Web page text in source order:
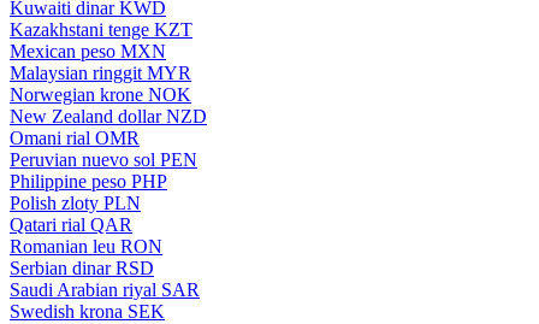
Kuwaiti dinar KWD
Kazakhstani tenge KZT
Mexican peso MXN
Malaysian ringgit MYR
Norwegian krone NOK
New Zealand dollar NZD
Omani rial OMR
Peruvian nuevo sol PEN
Philippine peso PHP
Polish zloty PLN
Qatari rial QAR
Romanian leu RON
Serbian dinar RSD
Saudi Arabian riyal SAR
Swedish krona SEK